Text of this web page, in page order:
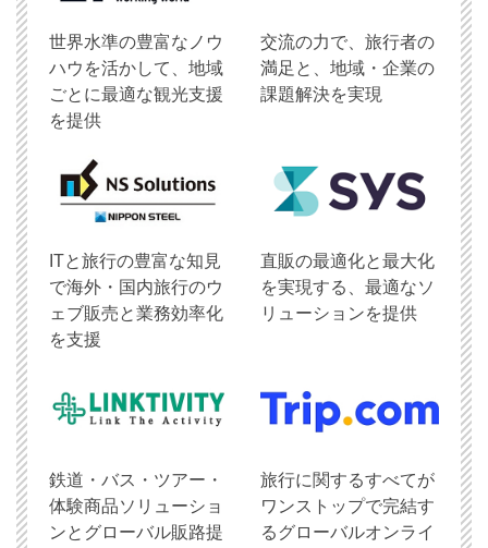
世界水準の豊富なノウ
ハウを活かして、地域
ごとに最適な観光支援
を提供
交流の力で、旅行者の
満足と、地域・企業の
課題解決を実現
ITと旅行の豊富な知見
で海外・国内旅行のウ
ェブ販売と業務効率化
を支援
直販の最適化と最大化
を実現する、最適なソ
リューションを提供
鉄道・バス・ツアー・
体験商品ソリューショ
ンとグローバル販路提
旅行に関するすべてが
ワンストップで完結す
るグローバルオンライ